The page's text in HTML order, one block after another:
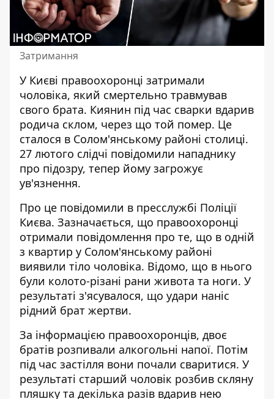
Затримання
У Києві правоохоронці затримали
чоловіка, який смертельно травмував
свого брата. Киянин під час сварки вдарив
родича склом, через що той помер. Це
сталося в Солом'янському районі столиці.
27 лютого слідчі повідомили нападнику
про підозру, тепер йому загрожує
ув'язнення.
Про це повідомили в пресслужбі Поліції
Києва. Зазначається, що правоохоронці
отримали повідомлення про те, що в одній
з квартир у Солом'янському районі
виявили тіло чоловіка. Відомо, що в нього
були колото-різані рани живота та ноги. У
результаті з'ясувалося, що удари наніс
рідний брат жертви.
За інформацією правоохоронців, двоє
братів розпивали алкогольні напої. Потім
під час застілля вони почали сваритися. У
результаті старший чоловік розбив скляну
пляшку та декілька разів вдарив нею